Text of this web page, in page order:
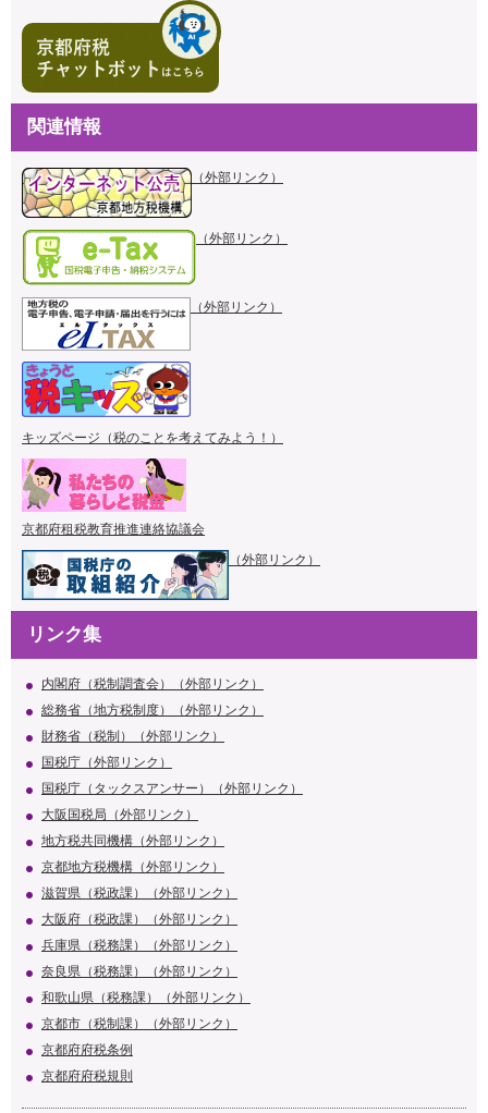
関連情報
（外部リンク）
（外部リンク）
（外部リンク）
キッズページ（税のことを考えてみよう！）
京都府租税教育推進連絡協議会
（外部リンク）
リンク集
内閣府（税制調査会）（外部リンク）
総務省（地方税制度）（外部リンク）
財務省（税制）（外部リンク）
国税庁（外部リンク）
国税庁（タックスアンサー）（外部リンク）
大阪国税局（外部リンク）
地方税共同機構（外部リンク）
京都地方税機構（外部リンク）
滋賀県（税政課）（外部リンク）
大阪府（税政課）（外部リンク）
兵庫県（税務課）（外部リンク）
奈良県（税務課）（外部リンク）
和歌山県（税務課）（外部リンク）
京都市（税制課）（外部リンク）
京都府府税条例
京都府府税規則